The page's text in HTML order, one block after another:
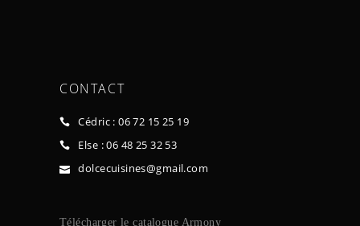
CONTACT
Cédric : 06 72 15 25 19
Else : 06 48 25 32 53
dolcecuisines@gmail.com
Télécharger le catalogue Armony